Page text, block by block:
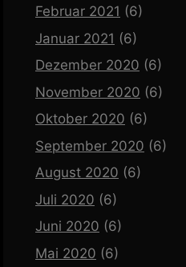
Februar 2021 (6)
Januar 2021 (6)
Dezember 2020 (6)
November 2020 (6)
Oktober 2020 (6)
September 2020 (6)
August 2020 (6)
Juli 2020 (6)
Juni 2020 (6)
Mai 2020 (6)